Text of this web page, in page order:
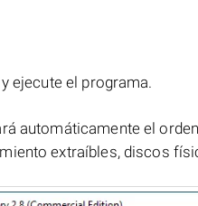
ejecute el programa.
automáticamente el
extraíbles, discos